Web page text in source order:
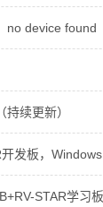
no device found
续更新）
开发板，
STAR学习